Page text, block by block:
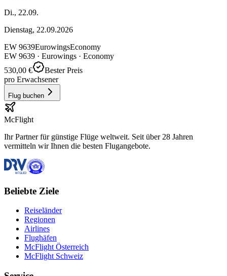
Di., 22.09.
Dienstag, 22.09.2026
EW 9639EurowingsEconomy
EW 9639 · Eurowings · Economy
530,00 €
Bester Preis
pro Erwachsener
Flug buchen
McFlight
Ihr Partner für günstige Flüge weltweit. Seit über 28 Jahren
vermitteln wir Ihnen die besten Flugangebote.
Beliebte Ziele
Reiseländer
Regionen
Airlines
Flughäfen
McFlight Österreich
McFlight Schweiz